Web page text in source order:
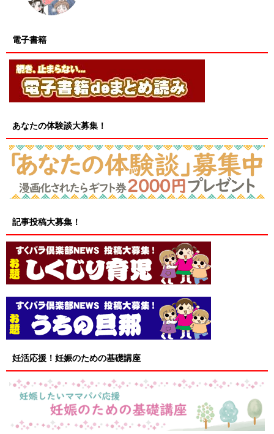
電子書籍
あなたの体験談大募集！
記事投稿大募集！
妊活応援！妊娠のための基礎講座